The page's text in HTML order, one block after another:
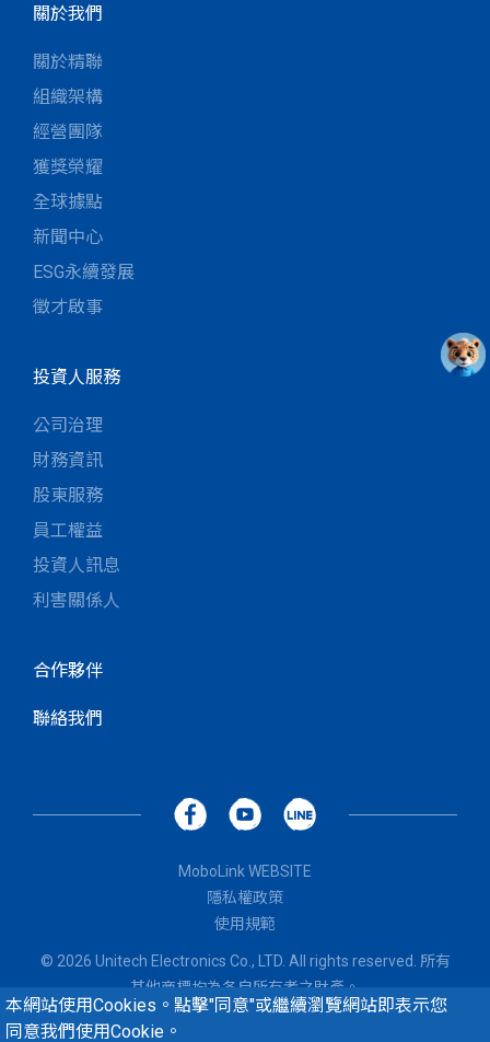
本網站使用Cookies。點擊"同意"或繼續瀏覽網站即表示您
同意我們使用Cookie。
關於我們
關於精聯
組織架構
經營團隊
獲獎榮耀
全球據點
新聞中心
ESG永續發展
徵才啟事
投資人服務
公司治理
財務資訊
股東服務
員工權益
投資人訊息
利害關係人
合作夥伴
聯絡我們
MoboLink WEBSITE
隱私權政策
使用規範
© 2026 Unitech Electronics Co., LTD. All rights reserved. 所有
其他商標均為各自所有者之財產。